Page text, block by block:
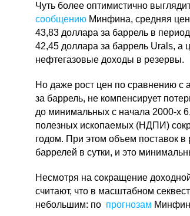
Чуть более оптимистично
сообщению Минфина, средняя
43,83 доллара за баррель в
42,45 доллара за баррель Urals, а
нефтегазовые доходы в резервы.
Но даже рост цен по сравнению с
за баррель, не компенсирует
до минимальных с начала 2000-х
полезных ископаемых (НДПИ)
годом. При этом объем поставок в
баррелей в сутки, и это
Несмотря на сокращение
считают, что в масштабном
небольшим: по прогнозам